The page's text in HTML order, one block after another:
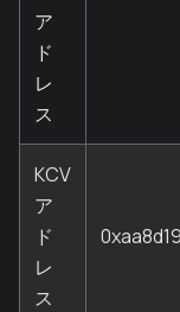
ア
ド
レ
ス
KCV
ア
ド
レ
ス